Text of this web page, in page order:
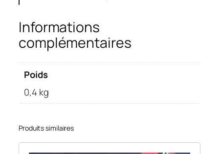
Informations
complémentaires
Poids
0,4 kg
Produits similaires